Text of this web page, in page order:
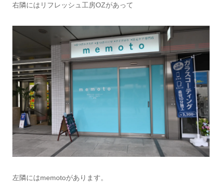
右隣にはリフレッシュ工房OZがあって
左隣にはmemotoがあります。